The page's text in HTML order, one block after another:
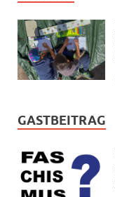
GASTBEITRAG